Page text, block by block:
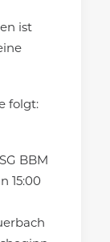
ist
folgt:
BBM
15:00